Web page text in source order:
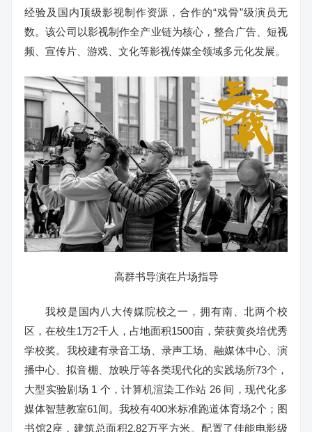
经验及国内顶级影视制作资源，合作的“戏骨”级演员无
数。该公司以影视制作全产业链为核心，整合广告、短视
频、宣传片、游戏、文化等影视传媒全领域多元化发展。
高群书导演在片场指导
我校是国内八大传媒院校之一，拥有南、北两个校
区，在校生1万2千人，占地面积1500亩，荣获黄炎培优秀
学校奖。我校建有录音工场、录声工场、融媒体中心、演
播中心、拟音棚、放映厅等各类现代化的实践场所73个，
大型实验剧场 1 个，计算机渲染工作站 26 间，现代化多
媒体智慧教室61间。我校有400米标准跑道体育场2个；图
书馆2座，建筑总面积2.82万平方米。配置了佳能电影级